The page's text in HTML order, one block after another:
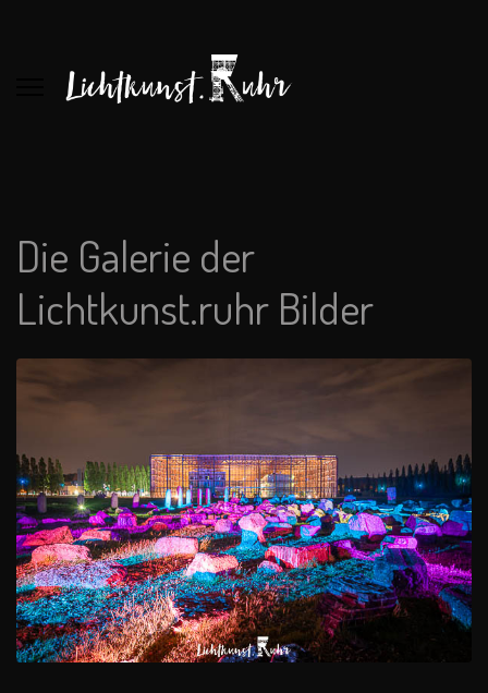
Die Galerie der
Lichtkunst.ruhr Bilder